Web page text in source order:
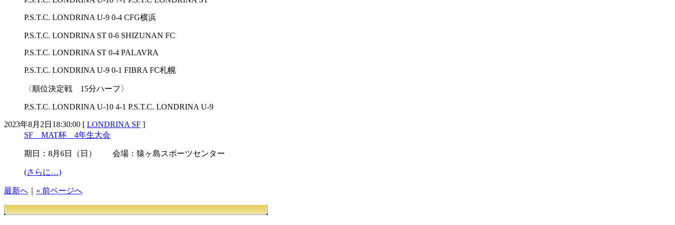
P.S.T.C. LONDRINA U-9 0-4 CFG横浜
P.S.T.C. LONDRINA ST 0-6 SHIZUNAN FC
P.S.T.C. LONDRINA ST 0-4 PALAVRA
P.S.T.C. LONDRINA U-9 0-1 FIBRA FC札幌
〈順位決定戦 15分ハーフ〉
P.S.T.C. LONDRINA U-10 4-1 P.S.T.C. LONDRINA U-9
2023年8月2日18:30:00 [ LONDRINA SF ]
SF MAT杯 4年生大会
期日：8月6日（日） 会場：猿ヶ島スポーツセンター
(さらに…)
最新へ « 前ページへ